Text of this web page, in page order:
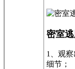
密室
1、观
细节；